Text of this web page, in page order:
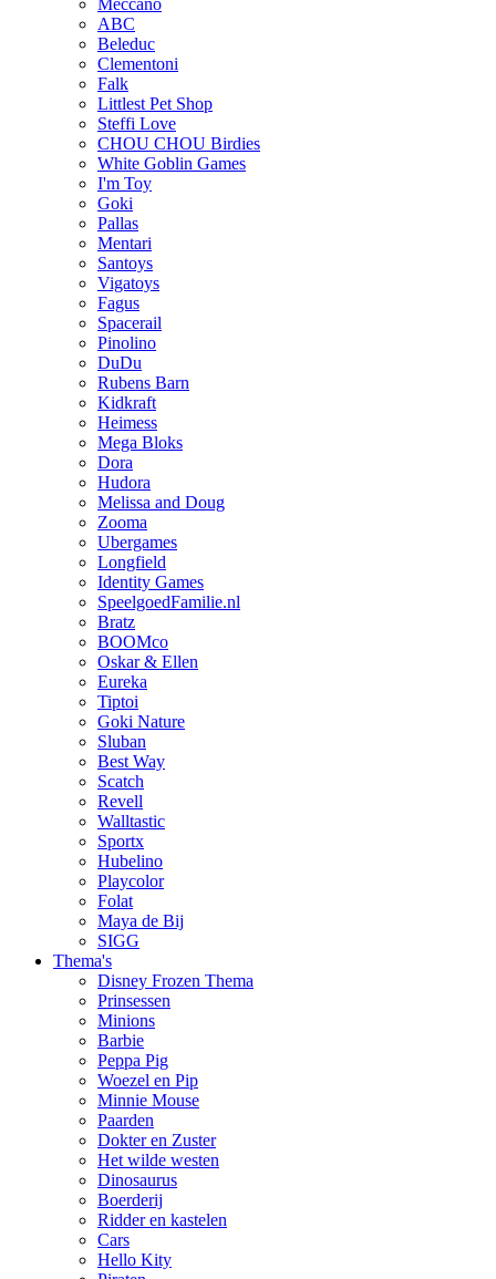
Meccano
ABC
Beleduc
Clementoni
Falk
Littlest Pet Shop
Steffi Love
CHOU CHOU Birdies
White Goblin Games
I'm Toy
Goki
Pallas
Mentari
Santoys
Vigatoys
Fagus
Spacerail
Pinolino
DuDu
Rubens Barn
Kidkraft
Heimess
Mega Bloks
Dora
Hudora
Melissa and Doug
Zooma
Ubergames
Longfield
Identity Games
SpeelgoedFamilie.nl
Bratz
BOOMco
Oskar & Ellen
Eureka
Tiptoi
Goki Nature
Sluban
Best Way
Scatch
Revell
Walltastic
Sportx
Hubelino
Playcolor
Folat
Maya de Bij
SIGG
Thema's
Disney Frozen Thema
Prinsessen
Minions
Barbie
Peppa Pig
Woezel en Pip
Minnie Mouse
Paarden
Dokter en Zuster
Het wilde westen
Dinosaurus
Boerderij
Ridder en kastelen
Cars
Hello Kity